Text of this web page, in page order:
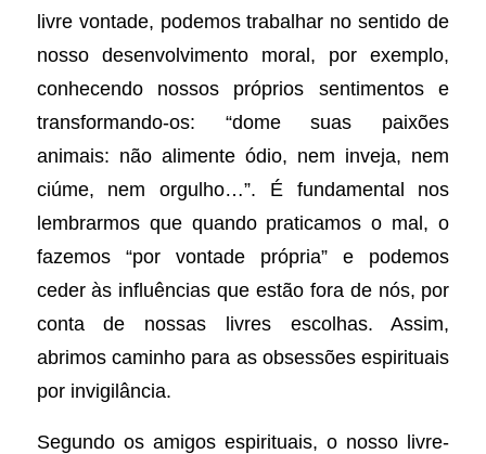
livre vontade, podemos trabalhar no sentido de
nosso desenvolvimento moral, por exemplo,
conhecendo nossos próprios sentimentos e
transformando-os: “dome suas paixões
animais: não alimente ódio, nem inveja, nem
ciúme, nem orgulho…”. É fundamental nos
lembrarmos que quando praticamos o mal, o
fazemos “por vontade própria” e podemos
ceder às influências que estão fora de nós, por
conta de nossas livres escolhas. Assim,
abrimos caminho para as obsessões espirituais
por invigilância.
Segundo os amigos espirituais, o nosso livre-